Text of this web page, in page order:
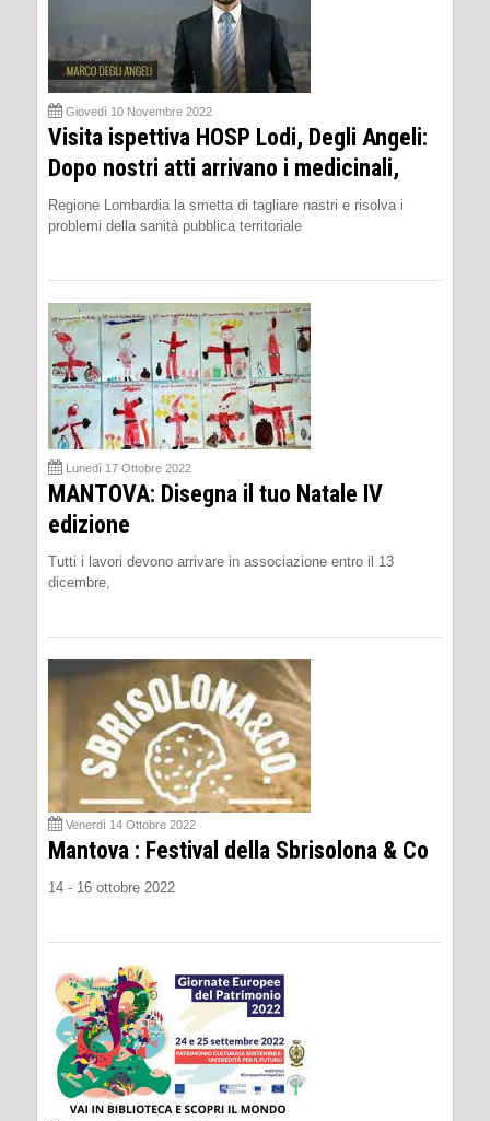
Giovedì 10 Novembre 2022
Visita ispettiva HOSP Lodi, Degli Angeli:
Dopo nostri atti arrivano i medicinali,
Regione Lombardia la smetta di tagliare nastri e risolva i
problemi della sanità pubblica territoriale
Lunedì 17 Ottobre 2022
MANTOVA: Disegna il tuo Natale IV
edizione
Tutti i lavori devono arrivare in associazione entro il 13
dicembre,
Venerdì 14 Ottobre 2022
Mantova : Festival della Sbrisolona & Co
14 - 16 ottobre 2022